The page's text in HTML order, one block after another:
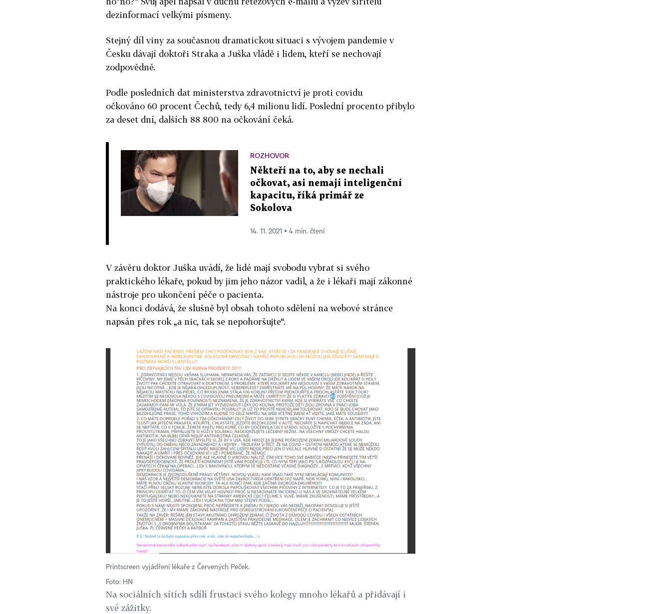
dezinformací velkými písmeny.
Stejný díl viny za současnou dramatickou situaci s vývojem pandemie v
Česku dávají doktoři Straka a Juška vládě i lidem, kteří se nechovají
zodpovědně.
Podle posledních dat ministerstva zdravotnictví je proti covidu
očkováno 60 procent Čechů, tedy 6,4 milionu lidí. Poslední procento přibylo
za deset dní, dalších 88 800 na očkování čeká.
ROZHOVOR
Někteří na to, aby se nechali
očkovat, asi nemají inteligenční
kapacitu, říká primář ze
Sokolova
14. 11. 2021 ▪ 4 min. čtení
V závěru doktor Juška uvádí, že lidé mají svobodu vybrat si svého
praktického lékaře, pokud by jim jeho názor vadil, a že i lékaři mají zákonné
nástroje pro ukončení péče o pacienta.
Na konci dodává, že slušně byl obsah tohoto sdělení na webové stránce
napsán přes rok „a nic, tak se nepohoršujte“.
Printscreen vyjádření lékaře z Červených Peček.
Foto: HN
Na sociálních sítích sdílí frustaci svého kolegy mnoho lékařů a přidávají i
své zážitky.